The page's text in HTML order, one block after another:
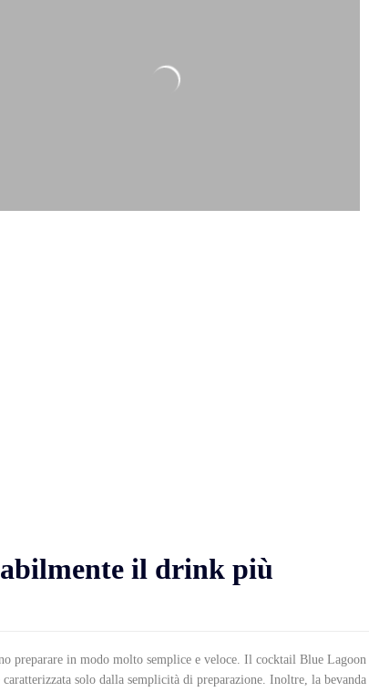
il drink più
preparare in modo molto semplice e veloce. Il cocktail Blue Lagoon
solo dalla semplicità di preparazione. Inoltre, la bevanda